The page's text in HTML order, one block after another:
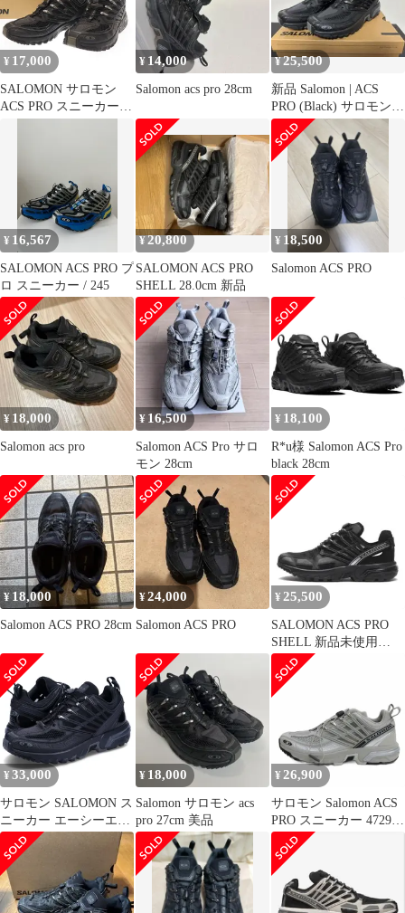
¥ 17,000
SALOMON サロモン
ACS PRO スニーカー
¥ 14,000
Salomon acs pro 28cm
¥25,500
新品 Salomon | ACS
PRO (Black) サロモン
27cm
¥ 16,567
SALOMON ACS PRO プ
ロ スニーカー / 245
¥20,800
SALOMON ACS PRO
SHELL 28.0cm 新品
¥ 18,500
Salomon ACS PRO
¥ 18,000
Salomon acs pro
¥ 16,500
Salomon ACS Pro サロ
モン 28cm
¥ 18,100
R*u様 Salomon ACS Pro
black 28cm
¥ 18,000
Salomon ACS PRO 28cm
¥24,000
Salomon ACS PRO
¥ 25,500
SALOMON ACS PRO
SHELL 新品未使用
27.5cm
¥ 33,000
サロモン SALOMON ス
ニーカー エーシーエス
プロ メンズ レディース
ACS PRO L47179800、
ブラック/BM
¥ 18,000
Salomon サロモン acs
pro 27cm 美品
¥ 26,900
サロモン Salomon ACS
PRO スニーカー 472991
28cm ■GY51